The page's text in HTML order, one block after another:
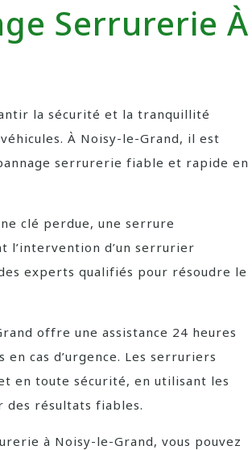
Serrurerie À
la sécurité et la tranquillité
À Noisy-le-Grand, il est
serrurerie fiable et rapide en
clé perdue, une serrure
l’intervention d’un serrurier
experts qualifiés pour résoudre le
offre une assistance 24 heures
cas d’urgence. Les serruriers
en toute sécurité, en utilisant les
résultats fiables.
à Noisy-le-Grand, vous pouvez